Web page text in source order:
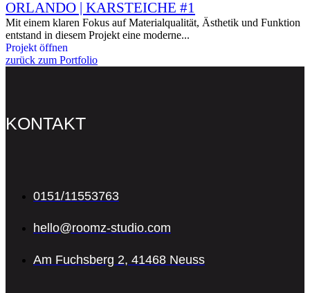
ORLANDO | KARSTEICHE #1
Mit einem klaren Fokus auf Materialqualität, Ästhetik und Funktion
entstand in diesem Projekt eine moderne...
Projekt öffnen
zurück zum Portfolio
KONTAKT
0151/11553763
hello@roomz-studio.com
Am Fuchsberg 2, 41468 Neuss